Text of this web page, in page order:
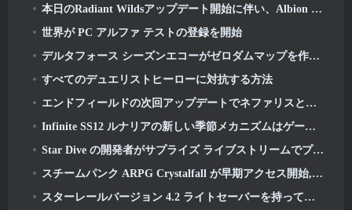
本日のRadiant Wildsアップデート開始に伴い、Albion Onlineのビジュアルオーバーホールが終了
世界が PC アルファ テストの登録を開始
デルタフォース シーズンエコーがゼロダムマップを作り直し、作戦ゲームプレイを拡張
すべてのデュエリストヒーローに対抗する方法
エンドフィールドの次回アップデートでネファリスとの戦いが始まる
Infinite SS12 ルナリアの新しい季節メカニズムはゲームへの「最大の追加」の 1 つです
Star Dive の開発者がサプライズ ライブストリームでプレイヤーの質問に答える
スチームパンク ARPG Crystalfall が早期アクセス開始, しかし、いくつかのねじれがないわけではありません
スターレールバージョン 4.2 ライトセーバーを持ってくる, ヌンチャック, ドラマーの先駆者と高揚感の発散者